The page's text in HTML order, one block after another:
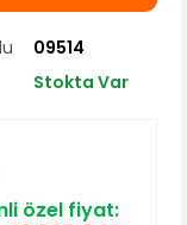
09514
Stokta Var
özel fiyat: